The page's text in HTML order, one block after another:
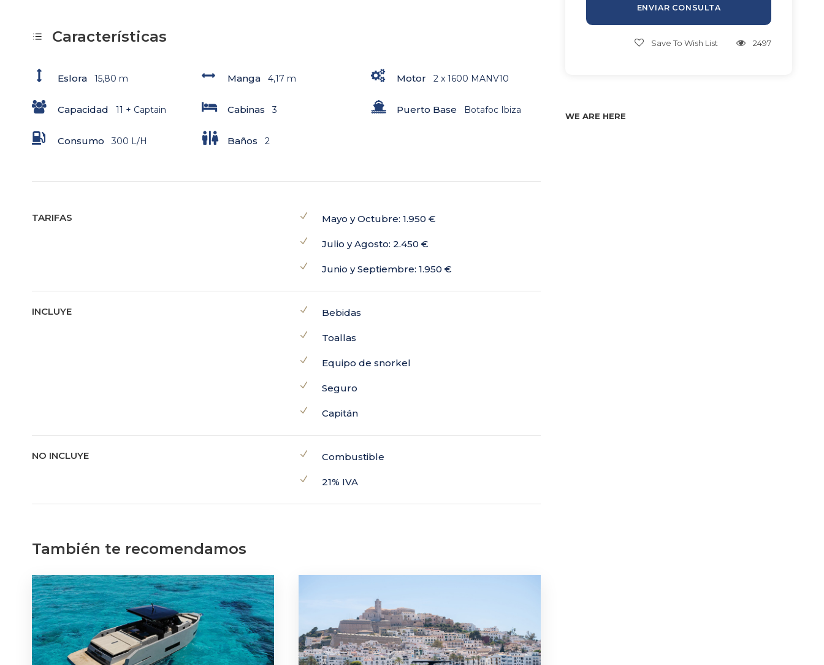
Save To Wish List 2497
WE ARE HERE
Características
Eslora 15,80 m Manga 4,17 m Motor 2 x 1600 MANV10
Capacidad 11 + Captain Cabinas 3 Puerto Base Botafoc Ibiza
Consumo 300 L/H Baños 2
TARIFAS Mayo y Octubre: 1.950 €
Julio y Agosto: 2.450 €
Junio y Septiembre: 1.950 €
INCLUYE Bebidas
Toallas
Equipo de snorkel
Seguro
Capitán
NO INCLUYE Combustible
21% IVA
También te recomendamos